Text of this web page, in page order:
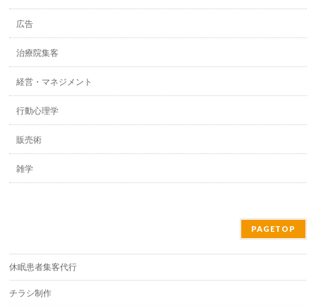
広告
治療院集客
経営・マネジメント
行動心理学
販売術
雑学
PAGETOP
休眠患者集客代行
チラシ制作